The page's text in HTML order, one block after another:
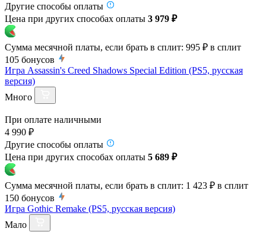
Другие способы оплаты
Цена при других способах оплаты 3 979 ₽
Сумма месячной платы, если брать в сплит: 995 ₽ в сплит
105 бонусов
Игра Assassin's Creed Shadows Special Edition (PS5, русская
версия)
Много
При оплате наличными
4 990 ₽
Другие способы оплаты
Цена при других способах оплаты 5 689 ₽
Сумма месячной платы, если брать в сплит: 1 423 ₽ в сплит
150 бонусов
Игра Gothic Remake (PS5, русская версия)
Мало